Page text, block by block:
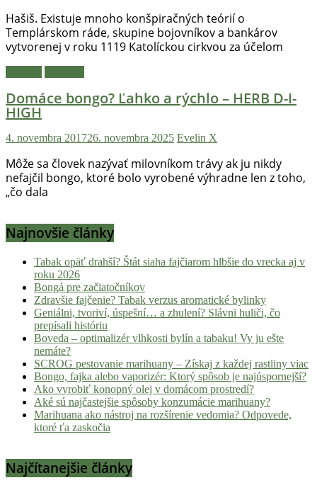
Hašiš. Existuje mnoho konšpiračných teórií o
Templárskom ráde, skupine bojovníkov a bankárov
vytvorenej v roku 1119 Katolíckou cirkvou za účelom
Domáce bongo? Ľahko a rýchlo – HERB D-I-
HIGH
4. novembra 201726. novembra 2025 Evelin X
Môže sa človek nazývať milovníkom trávy ak ju nikdy
nefajčil bongo, ktoré bolo vyrobené výhradne len z toho,
„čo dala
Najnovšie články
Tabak opäť drahší? Štát siaha fajčiarom hlbšie do vrecka aj v
roku 2026
Bongá pre začiatočníkov
Zdravšie fajčenie? Tabak verzus aromatické bylinky
Geniálni, tvoriví, úspešní… a zhulení? Slávni huliči, čo
prepísali históriu
Boveda – optimalizér vlhkosti bylín a tabaku! Vy ju ešte
nemáte?
SCROG pestovanie marihuany – Získaj z každej rastliny viac
Bongo, fajka alebo vaporizér: Ktorý spôsob je najúspornejší?
Ako vyrobiť konopný olej v domácom prostredí?
Aké sú najčastejšie spôsoby konzumácie marihuany?
Marihuana ako nástroj na rozšírenie vedomia? Odpovede,
ktoré ťa zaskočia
Najčítanejšie články